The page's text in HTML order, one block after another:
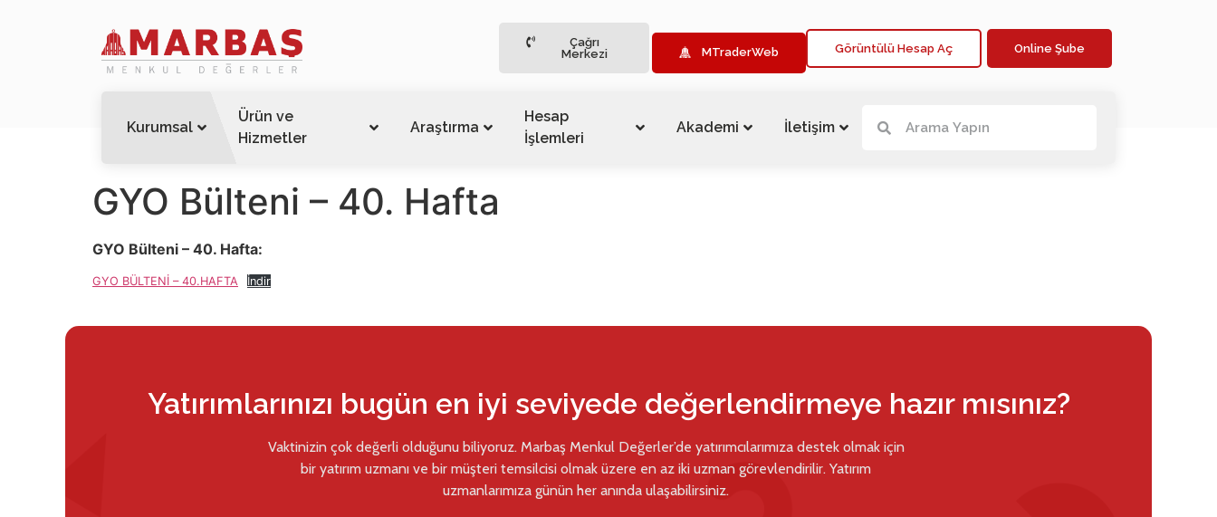
Çağrı
Merkezi
MTraderWeb Görüntülü Hesap Aç Online Şube
Kurumsal
Ürün ve
Hizmetler
Araştırma
Hesap
İşlemleri
Akademi İletişim
GYO Bülteni – 40. Hafta
GYO Bülteni – 40. Hafta:
GYO BÜLTENİ – 40.HAFTA İndir
Yatırımlarınızı bugün en iyi seviyede değerlendirmeye hazır mısınız?
Vaktinizin çok değerli olduğunu biliyoruz. Marbaş Menkul Değerler’de yatırımcılarımıza destek olmak için
bir yatırım uzmanı ve bir müşteri temsilcisi olmak üzere en az iki uzman görevlendirilir. Yatırım
uzmanlarımıza günün her anında ulaşabilirsiniz.